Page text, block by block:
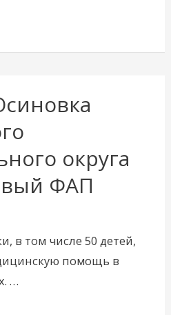
округа
ФАП
в том числе 50 детей,
помощь в
…